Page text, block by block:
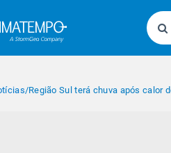
/Região Sul terá chuva após calor